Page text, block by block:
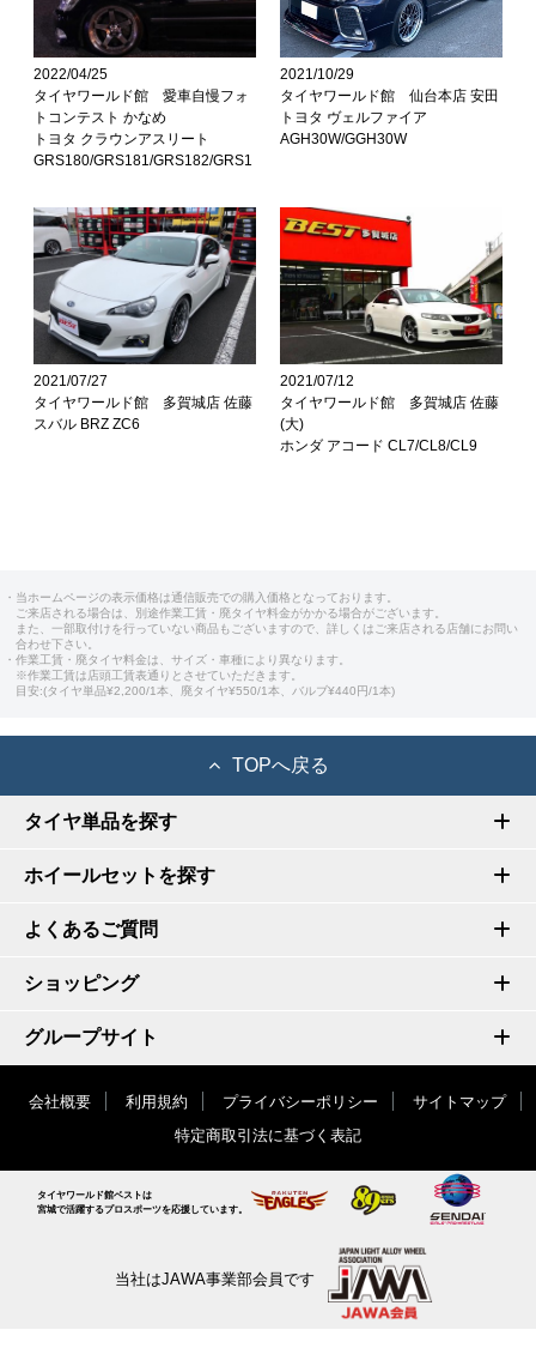
2022/04/25
タイヤワールド館 愛車自慢フォ
トコンテスト かなめ
トヨタ クラウンアスリート
GRS180/GRS181/GRS182/GRS1
2021/10/29
タイヤワールド館 仙台本店 安田
トヨタ ヴェルファイア
AGH30W/GGH30W
2021/07/27
タイヤワールド館 多賀城店 佐藤
スバル BRZ ZC6
2021/07/12
タイヤワールド館 多賀城店 佐藤
(大)
ホンダ アコード CL7/CL8/CL9
・当ホームページの表示価格は通信販売での購入価格となっております。
ご来店される場合は、別途作業工賃・廃タイヤ料金がかかる場合がございます。
また、一部取付けを行っていない商品もございますので、詳しくはご来店される店舗にお問い
合わせ下さい。
・作業工賃・廃タイヤ料金は、サイズ・車種により異なります。
※作業工賃は店頭工賃表通りとさせていただきます。
目安:(タイヤ単品¥2,200/1本、廃タイヤ¥550/1本、バルブ¥440円/1本)
TOPへ戻る
タイヤ単品を探す
ホイールセットを探す
よくあるご質問
ショッピング
グループサイト
会社概要 利用規約 プライバシーポリシー
サイトマップ
特定商取引法に基づく表記
タイヤワールド館ベストは
宮城で活躍するプロスポーツを応援しています。
当社はJAWA事業部会員です